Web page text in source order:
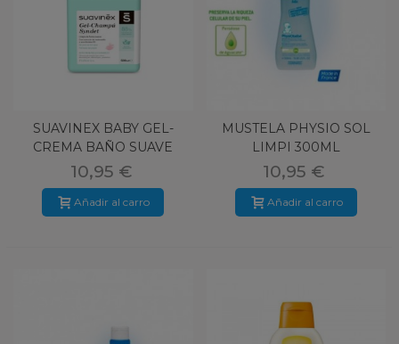
SUAVINEX BABY GEL-
CREMA BAÑO SUAVE
500ML
10,95 €
Añadir al carro
MUSTELA PHYSIO SOL
LIMPI 300ML
10,95 €
Añadir al carro